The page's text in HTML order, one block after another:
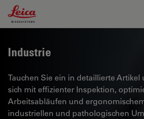
Leica Microsystems Logo
Industrie
Tauchen Sie ein in detaillierte Artikel
sich mit effizienter Inspektion,
Arbeitsabläufen und
industriellen und pathologischen